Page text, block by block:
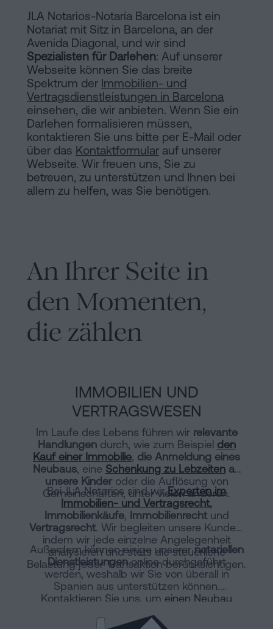
JLA Notarios-Notaría Barcelona ist ein
Notariat mit Sitz in Barcelona, an der
Avenida Diagonal, und wir sind
Spezialisten für Darlehen: Auf unserer
Webseite können Sie das breite
Spektrum der Immobilien- und
Vertragsdienstleistungen in Barcelona
einsehen, die wir anbieten. Wenn Sie ein
Darlehen formalisieren müssen,
kontaktieren Sie uns bitte per E-Mail oder
über das Kontaktformular auf unserer
Webseite. Wir freuen uns, Sie zu
betreuen, zu unterstützen und Ihnen bei
allem zu helfen, was Sie benötigen.
An Ihrer Seite in
den Momenten,
die zählen
IMMOBILIEN UND
VERTRAGSWESEN
Im Laufe des Lebens führen wir relevante
Handlungendurch, wie zum Beispiel den
Kauf einer Immobilie die Anmeldung eines
Neubaus, eine Schenkung zu Lebzeitenan
unsere Kinderoder die Auflösung von
Gemeinschaften, unter vielen anderen.
Bei JLA Notarios sind wirExperten im
Immobilien- und Vertragsrecht,
Immobilienkäufe, Immobilienrechtund
Vertragsrecht. Wir begleiten unsere Kunden,
indem wir jede einzelne Angelegenheit
analysieren und stets die steuerliche
Belastung jeder Transaktion berücksichtigen.
Außerdem können einige unserernotariellen
Dienstleistungenonline durchgeführt
werden, weshalb wir Sie von überall in
Spanien aus unterstützen können.
Kontaktieren Sie uns, um einen Neubau
Teilung vorzunehmen.